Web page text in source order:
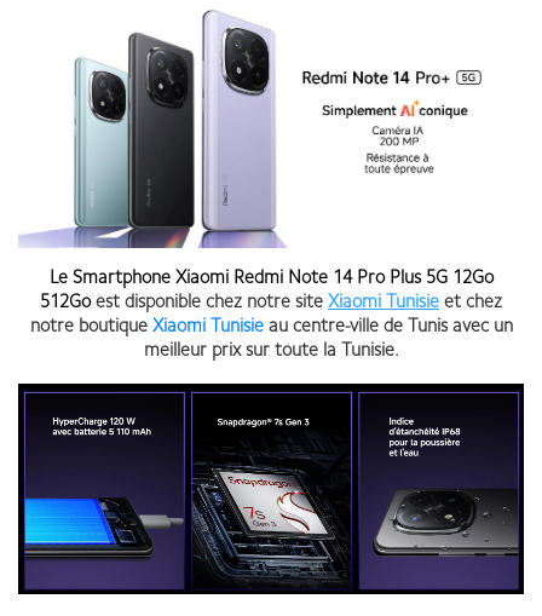
Le Smartphone Xiaomi Redmi Note 14 Pro Plus 5G 12Go
512Go est disponible chez notre site Xiaomi Tunisie et chez
notre boutique Xiaomi Tunisie au centre-ville de Tunis avec un
meilleur prix sur toute la Tunisie.